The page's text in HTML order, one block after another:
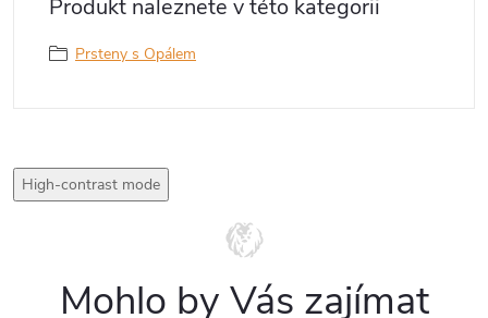
Produkt naleznete v této kategorii
Prsteny s Opálem
High-contrast mode
Mohlo by Vás zajímat